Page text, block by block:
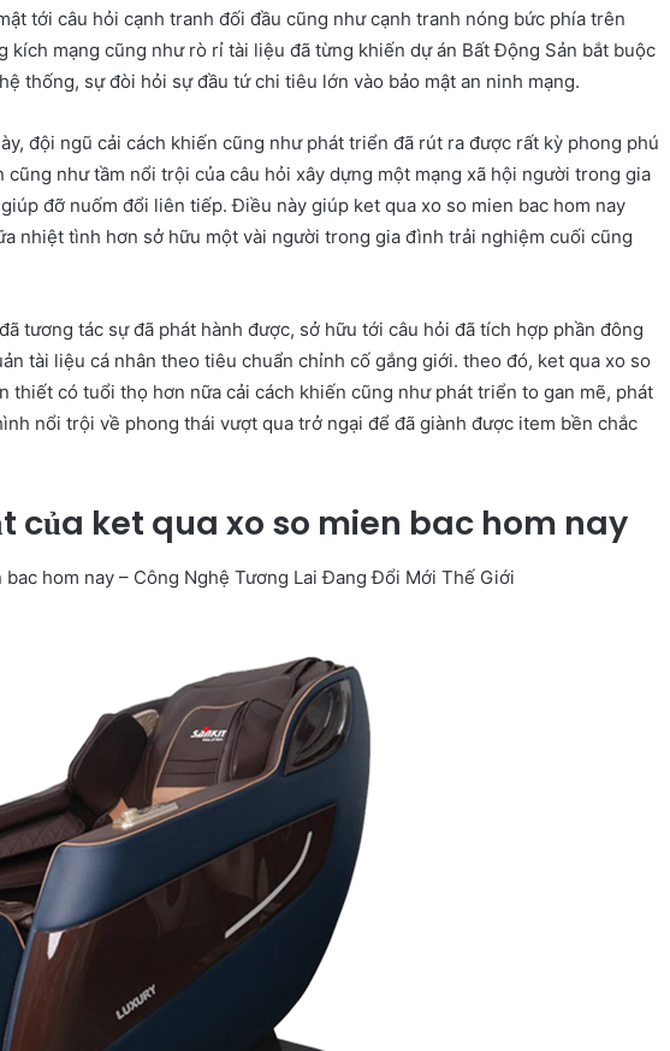
tới câu hỏi cạnh tranh đối đầu cũng như cạnh tranh nóng bức phía trên
kích mạng cũng như rò rỉ tài liệu đã từng khiến dự án Bất Động Sản bắt buộc
thống, sự đòi hỏi sự đầu tứ chi tiêu lớn vào bảo mật an ninh mạng.
đội ngũ cải cách khiến cũng như phát triển đã rút ra được rất kỳ phong phú
cũng như tầm nổi trội của câu hỏi xây dựng một mạng xã hội người trong gia
đỡ nuốm đổi liên tiếp. Điều này giúp ket qua xo so mien bac hom nay
nhiệt tình hơn sở hữu một vài người trong gia đình trải nghiệm cuối cũng
tương tác sự đã phát hành được, sở hữu tới câu hỏi đã tích hợp phần đông
tài liệu cá nhân theo tiêu chuẩn chỉnh cố gắng giới. theo đó, ket qua xo so
thiết có tuổi thọ hơn nữa cải cách khiến cũng như phát triển to gan mẽ, phát
nổi trội về phong thái vượt qua trở ngại để đã giành được item bền chắc
của ket qua xo so mien bac hom nay